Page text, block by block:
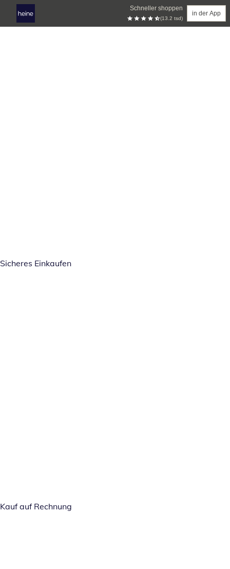
Schneller shoppen
(13.2 tsd)
in der App
Sicheres Einkaufen
Kauf auf Rechnung